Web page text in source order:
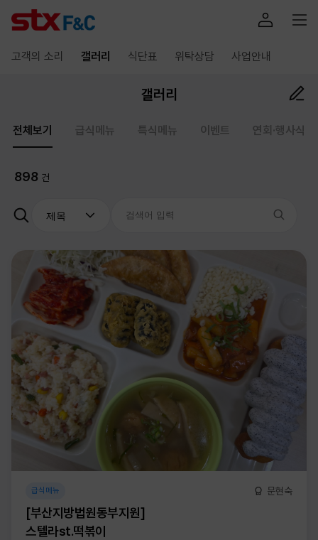
고객의 소리 갤러리 식단표 위탁상담 사업안내
갤러리
전체보기 급식메뉴 특식메뉴 이벤트 연회·행사식
898 건
급식메뉴 문현숙
[부산지방법원동부지원]
스텔라st.떡볶이